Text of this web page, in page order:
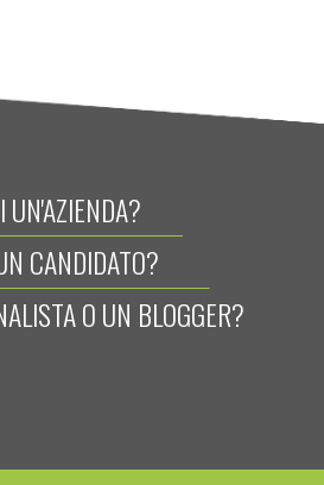
UN'AZIENDA?
CANDIDATO?
O UN BLOGGER?